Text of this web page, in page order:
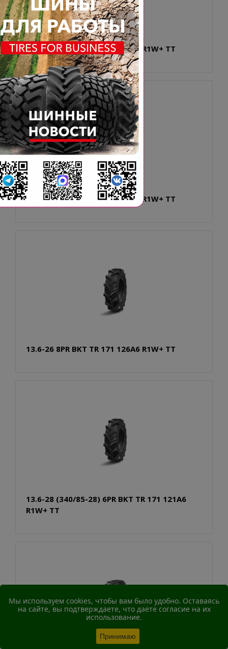
13.6-24 8PR BKT TR 171 123A6 R1W+ TT
13.6-26 6PR BKT TR 171 120A6 R1W+ TT
13.6-26 8PR BKT TR 171 126A6 R1W+ TT
13.6-28 (340/85-28) 6PR BKT TR 171 121A6
R1W+ TT
Мы используем cookies, чтобы вам было удобно. Оставаясь
на сайте, вы подтверждаете, что даёте согласие на их
использование.
Принимаю